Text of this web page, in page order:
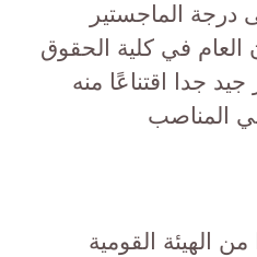
درجة الماجستير
العام في كلية الحقوق
جيد جدا اقتناعًا منه
المناصب
الهيئة القومية